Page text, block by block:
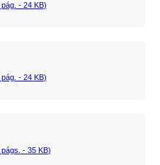
pág. - 24 KB)
pág. - 24 KB)
págs. - 35 KB)